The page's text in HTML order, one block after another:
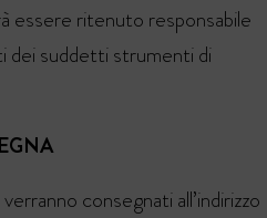
essere ritenuto responsabile
dei suddetti strumenti di
consegnati all’indirizzo